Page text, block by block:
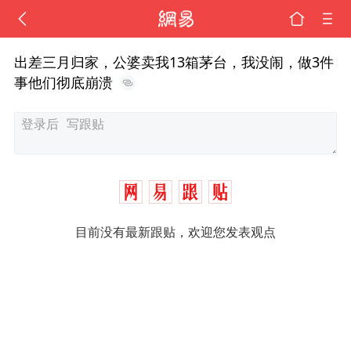
出差三月归家，公婆卖我13箱茅台，我没闹，做3件
事他们彻底崩溃
目前没有最新跟贴，欢迎您发表观点